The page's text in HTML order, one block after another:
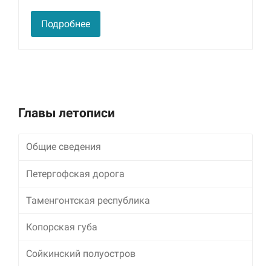
Подробнее
Главы летописи
Общие сведения
Петергофская дорога
Таменгонтская республика
Копорская губа
Сойкинский полуостров